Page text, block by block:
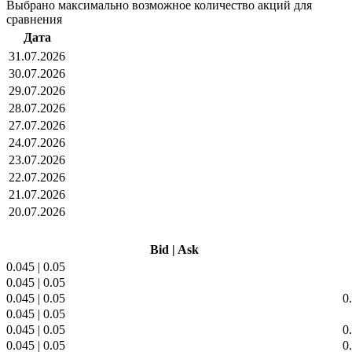
Выбрано максимально возможное количество акций для
сравнения
Дата
31.07.2026
30.07.2026
29.07.2026
28.07.2026
27.07.2026
24.07.2026
23.07.2026
22.07.2026
21.07.2026
20.07.2026
Bid | Ask
0.045 | 0.05
0.045 | 0.05
0.045 | 0.05
0.045 | 0.05
0.045 | 0.05
0.045 | 0.05